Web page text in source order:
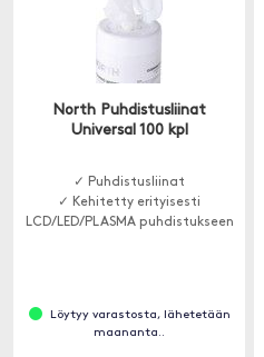
North Puhdistusliinat
Universal 100 kpl
✓ Puhdistusliinat
✓ Kehitetty erityisesti
LCD/LED/PLASMA puhdistukseen
Löytyy varastosta, lähetetään
maananta..